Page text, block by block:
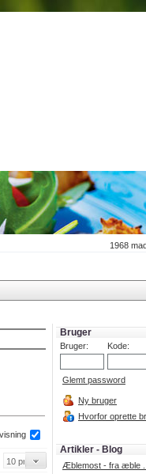
1968
Bruger
Bruger: Kode:
Glemt password
Ny bruger
Hvorfor oprette
Artikler - Blog
Æblemost - fra æble ...